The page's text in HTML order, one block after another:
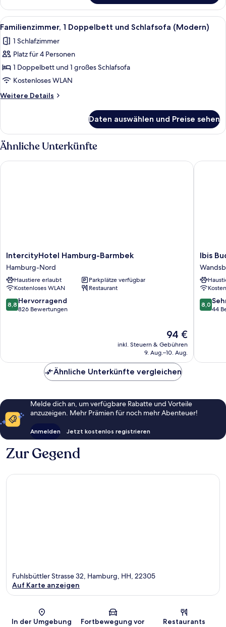
Zimmer,
Doppelbett
Alle
Fotos
für
Familienzimmer,
1 Doppelbett
und
Schlafsofa
(Modern)
Ein modernes Hotelzimmer mit Bett,
6
Familienzimmer, 1 Doppelbett und Schlafsofa (Modern)
1 Schlafzimmer
Platz für 4 Personen
1 Doppelbett und 1 großes Schlafsofa
Kostenloses WLAN
Weitere Details
Weitere
1 Doppelbett
und
Schlafsofa
(Modern)
Daten auswählen und Preise sehen
Ähnliche Unterkünfte
IntercityHotel
Hamburg-
Barmbek
Hamburg-
Nord
IntercityHotel Hamburg-Barmbek
Hamburg-Nord
Haustiere erlaubt
Parkplätze verfügbar
Kostenloses WLAN
Restaurant
8.8
von
8,8 Hervorragend
826 Bewertungen
Der
Preis
beträgt
94 €
inkl. Steuern & Gebühren
9. Aug.–10. Aug.
IntercityHotel Hamburg-Barmbek
Ibis
Budget
City
Ost
Ibis
8.0
von
8,0
44
Ibis
Ähnliche Unterkünfte vergleichen
Melde dich an, um verfügbare Rabatte und Vorteile
anzuzeigen. Mehr Prämien für noch mehr Abenteuer!
Anmelden Jetzt kostenlos registrieren
Zur Gegend
Karte
Fuhlsbüttler Strasse 32, Hamburg, HH, 22305
Auf Karte anzeigen
In der Umgebung
Fortbewegung vor
Restaurants